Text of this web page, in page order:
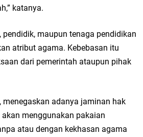
katanya.
maupun tenaga pendidikan
atribut agama. Kebebasan itu
dari pemerintah ataupun pihak
menegaskan adanya jaminan hak
menggunakan pakaian
atau dengan kekhasan agama